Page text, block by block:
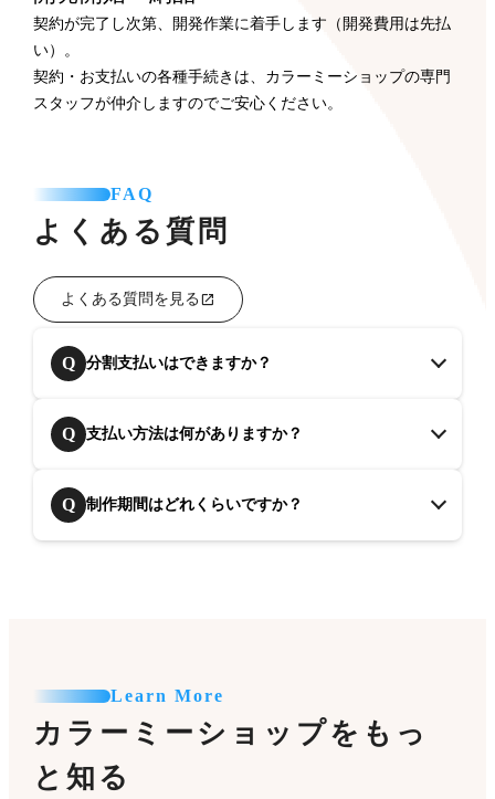
契約が完了し次第、開発作業に着手します（開発費用は先払
い）。
契約・お支払いの各種手続きは、カラーミーショップの専門
スタッフが仲介しますのでご安心ください。
FAQ
よくある質問
よくある質問を見る
Q 分割支払いはできますか？
Q 支払い方法は何がありますか？
Q 制作期間はどれくらいですか？
Learn More
カラーミーショップをもっ
と知る